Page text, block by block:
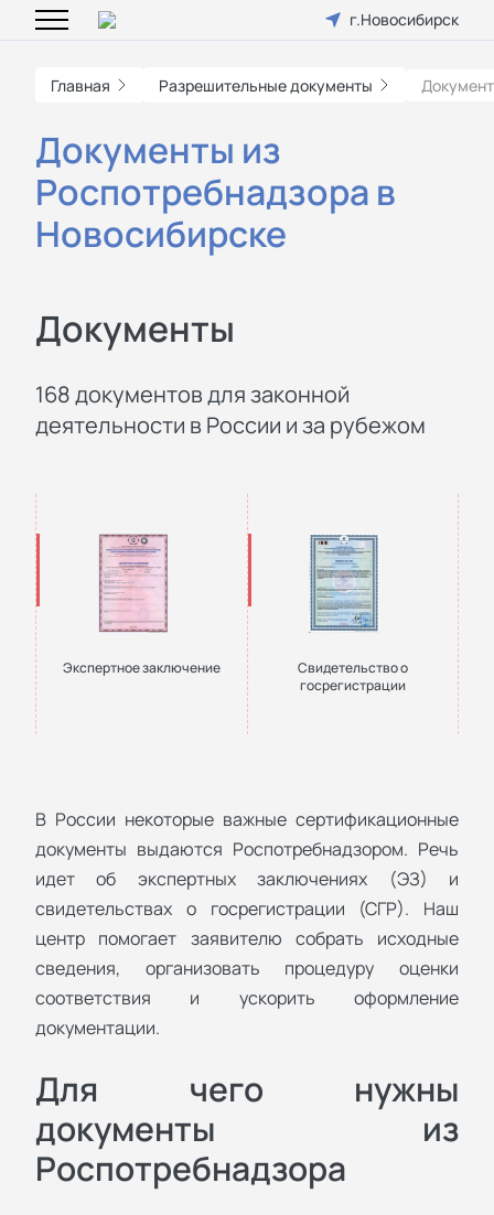
г.Новосибирск
Главная Разрешительные документы
Документы из
Роспотребнадзора в
Новосибирске
Документы
168 документов для законной
деятельности в России и за рубежом
Экспертное заключение
Свидетельство о
госрегистрации
В России некоторые важные сертификационные
документы выдаются Роспотребнадзором. Речь
идет об экспертных заключениях (ЭЗ) и
свидетельствах о госрегистрации (СГР). Наш
центр помогает заявителю собрать исходные
сведения, организовать процедуру оценки
соответствия и ускорить оформление
документации.
Для чего нужны
документы из
Роспотребнадзора